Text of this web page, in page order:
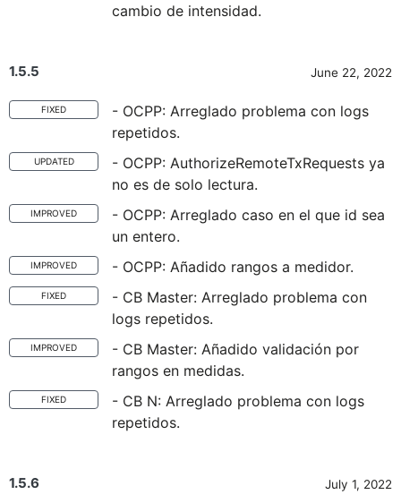
cambio de intensidad.
1.5.5 June 22, 2022
FIXED
- OCPP: Arreglado problema con logs
repetidos.
UPDATED
- OCPP: AuthorizeRemoteTxRequests ya
no es de solo lectura.
IMPROVED
- OCPP: Arreglado caso en el que id sea
un entero.
IMPROVED - OCPP: Añadido rangos a medidor.
FIXED
- CB Master: Arreglado problema con
logs repetidos.
IMPROVED
- CB Master: Añadido validación por
rangos en medidas.
FIXED
- CB N: Arreglado problema con logs
repetidos.
1.5.6 July 1, 2022